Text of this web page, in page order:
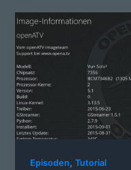
Episoden,Tutorial